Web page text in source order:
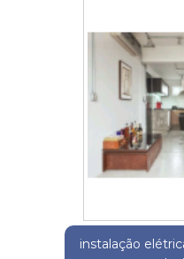
instalação